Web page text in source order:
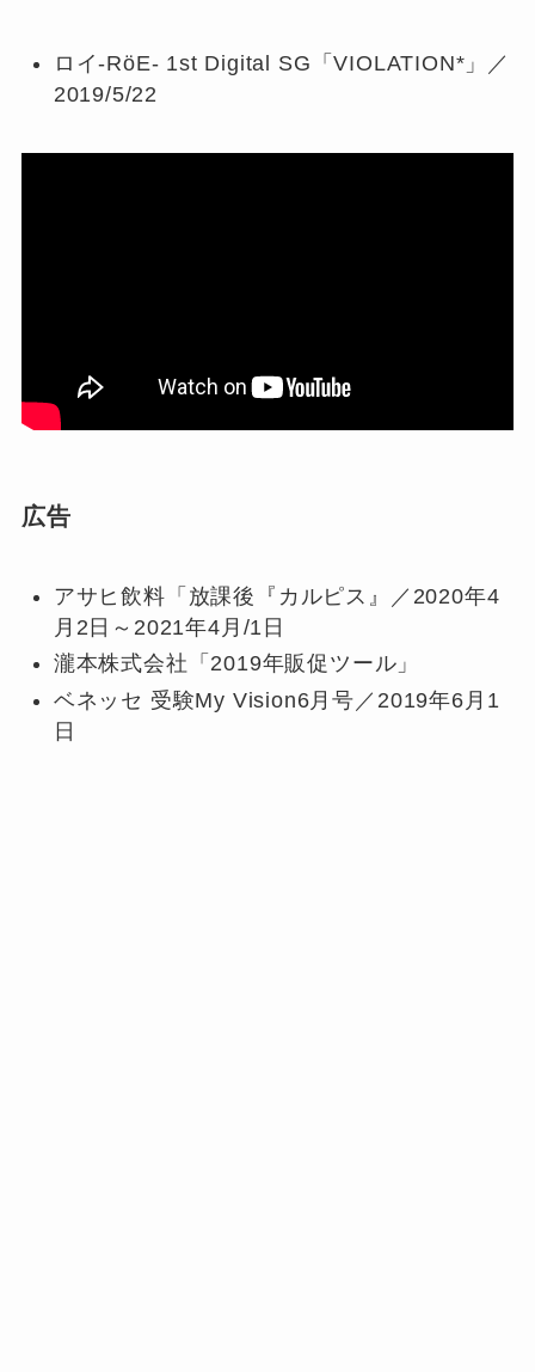
ロイ-RöE- 1st Digital SG「VIOLATION*」／
2019/5/22
広告
アサヒ飲料「放課後『カルピス』／2020年4
月2日～2021年4月/1日
瀧本株式会社「2019年販促ツール」
ベネッセ 受験My Vision6月号／2019年6月1
日